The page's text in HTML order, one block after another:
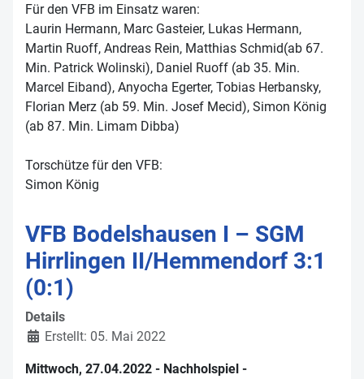
Für den VFB im Einsatz waren:
Laurin Hermann, Marc Gasteier, Lukas Hermann,
Martin Ruoff, Andreas Rein, Matthias Schmid(ab 67.
Min. Patrick Wolinski), Daniel Ruoff (ab 35. Min.
Marcel Eiband), Anyocha Egerter, Tobias Herbansky,
Florian Merz (ab 59. Min. Josef Mecid), Simon König
(ab 87. Min. Limam Dibba)
Torschütze für den VFB:
Simon König
VFB Bodelshausen I – SGM
Hirrlingen II/Hemmendorf 3:1
(0:1)
Details
Erstellt: 05. Mai 2022
Mittwoch, 27.04.2022 - Nachholspiel -